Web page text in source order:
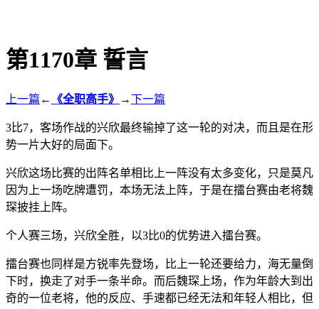
第1170章 誓言
上一篇 ← 《全职高手》 →下一篇
3比7，客场作战的兴欣最终输掉了这一轮的对决，而且是在形
势一片大好的局面下。
兴欣这场比赛的出阵名单相比上一阵没有太多变化，只是莫凡
因为上一场吃牌遭罚，本场无法上阵，于是在擂台赛由老将魏
琛披挂上阵。
个人赛三场，兴欣全胜，以3比0的优势进入擂台赛。
擂台赛也同样是方锐率先登场，比上一轮还要给力，海无量倒
下时，换走了对手一条半命。而后魏琛上场，作为年龄大到出
奇的一位老将，他的反应、手速都已经无法和年轻人相比，但